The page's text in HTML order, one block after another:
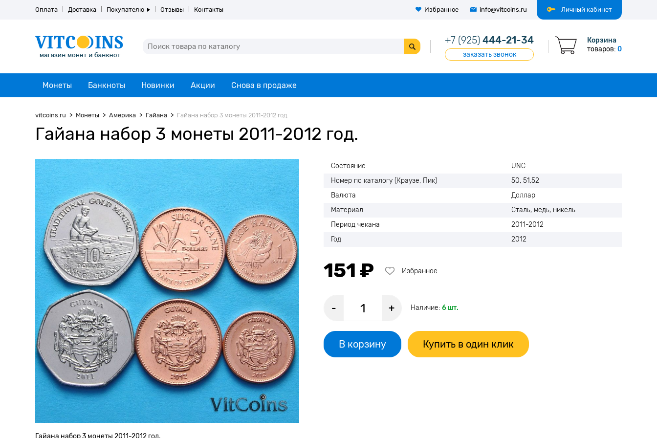
Личный кабинет
Оплата Доставка Покупателю Отзывы Контакты Избранное info@vitcoins.ru
+7 (925) 444-21-34
заказать звонок
Корзина
товаров: 0
Монеты Банкноты Новинки Акции Снова в продаже
vitcoins.ru Монеты Америка Гайана Гайана набор 3 монеты 2011-2012 год.
Гайана набор 3 монеты 2011-2012 год.
Состояние
UNC
Номер по каталогу (Краузе, Пик)
50, 51,52
Валюта
Доллар
Материал
Сталь, медь, никель
Период чекана
2011-2012
Год
2012
151 ₽ Избранное
- + Наличие: 6 шт.
В корзину Купить в один клик
Гайана набор 3 монеты 2011-2012 год.